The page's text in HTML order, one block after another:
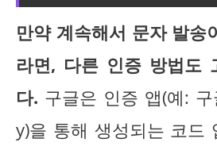
만약 계속해서 문자 발송
라면, 다른 인증 방법도
다. 구글은 인증 앱(예:
y)을 통해 생성되는 코드